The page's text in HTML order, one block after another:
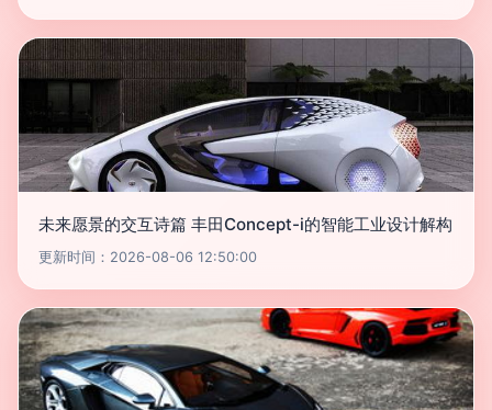
未来愿景的交互诗篇 丰田Concept-i的智能工业设计解构
更新时间：2026-08-06 12:50:00